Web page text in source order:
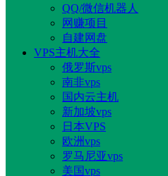
QQ/微信机器人
网赚项目
自建网盘
VPS主机大全
俄罗斯vps
南非vps
国内云主机
新加坡vps
日本VPS
欧洲vps
罗马尼亚vps
美国vps